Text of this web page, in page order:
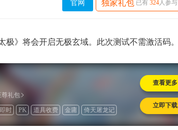
独家礼包 已有 324人参与
官网
极》将会开启无极玄域。此次测试不需激活码。
尊礼包
时 PK 道具收费 金庸 倚天屠龙记
查看更多
立即下载